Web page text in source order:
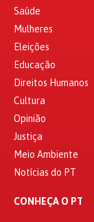
Saúde
Mulheres
Eleições
Educação
Direitos Humanos
Cultura
Opinião
Justiça
Meio Ambiente
Notícias do PT
CONHEÇA O PT